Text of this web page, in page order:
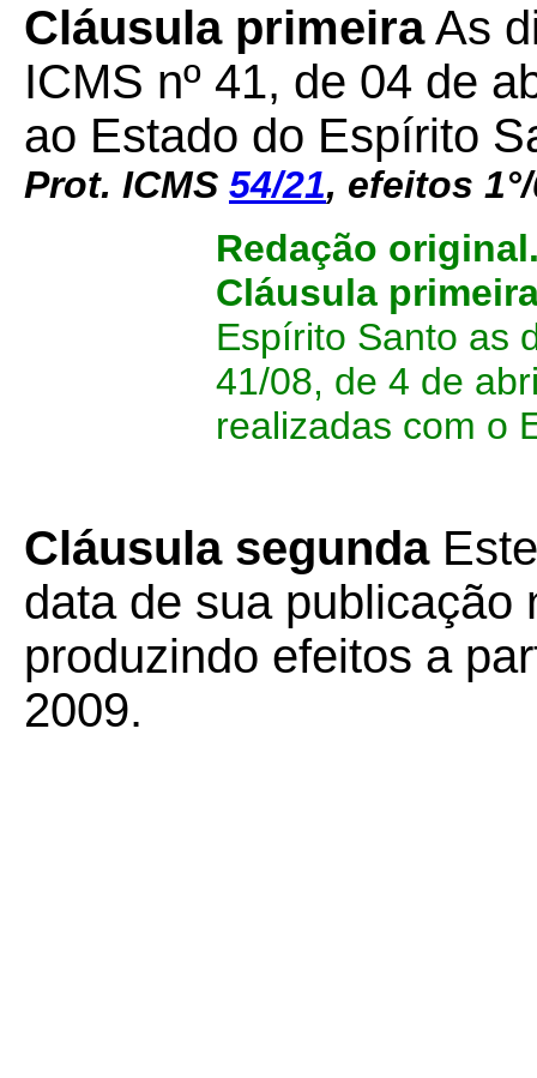
Cláusula primeiraAs
ICMS nº 41, de 04 de
ao Estado do Espírito
Prot. ICMS 54/21, efeitos
Redação
Cláusula
Espírito Santo as
41/08, de 4 de
realizadas com o
Cláusula segunda
data de sua publicação
produzindo efeitos a
2009.